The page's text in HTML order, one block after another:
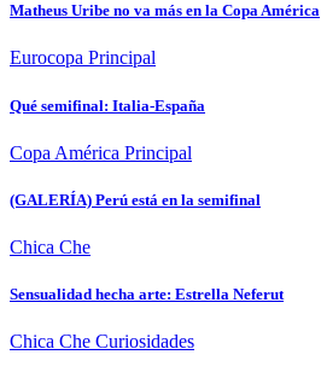
Matheus Uribe no va más en la Copa América
Eurocopa Principal
Qué semifinal: Italia-España
Copa América Principal
(GALERÍA) Perú está en la semifinal
Chica Che
Sensualidad hecha arte: Estrella Neferut
Chica Che Curiosidades